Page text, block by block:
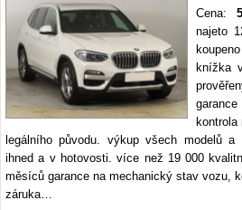
Cena:
najeto
knížka
legálního původu. výkup všech modelů
ihned a v hotovosti. více než 19 000
měsíců garance na mechanický stav vozu,
záruka…